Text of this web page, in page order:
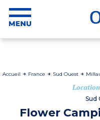
Accueil France Sud Ouest
Sud
Flower